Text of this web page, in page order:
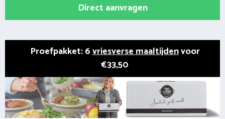
Direct aanvragen
Proefpakket: 6vriesverse maaltijdenvoor
€33,50